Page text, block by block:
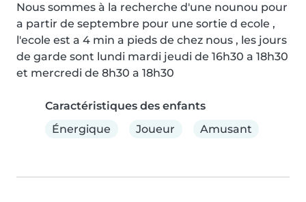
Nous sommes à la recherche d'une nounou pour
a partir de septembre pour une sortie d ecole ,
l'ecole est a 4 min a pieds de chez nous , les jours
de garde sont lundi mardi jeudi de 16h30 a 18h30
et mercredi de 8h30 a 18h30
Caractéristiques des enfants
Énergique
Joueur Amusant